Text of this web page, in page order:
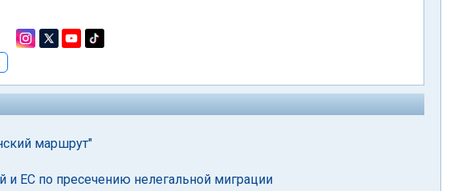
маршрут"
ЕС по пресечению нелегальной миграции